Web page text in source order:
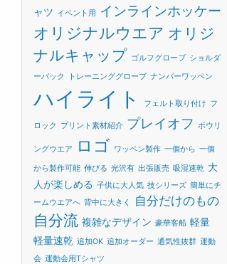
ャツ イベント用 インラインホッケー
オリジナルウエア オリジ
ナルキャップ ゴルフグローブ ショルダ
ーバック
トレーニンググローブ ナンバーワッペン
ハイライト フェルト取り付け フ
ロック プリント素材紹介 プレイオフ ボウリ
ングウエア ロゴ ワッペン製作 一個から 一個
から製作可能 伸びる 光沢有 出張販売 吸湿速乾 大
人が楽しめる 子供に大人気 技シリーズ 簡単にチ
ームウエアへ 背中に大きく 自分だけのもの
自分流 複雑なデザイン 豪華客船 軽量
軽量速乾 追加OK 追加オーダー 通気性抜群 運動
会 運動会用Tシャツ